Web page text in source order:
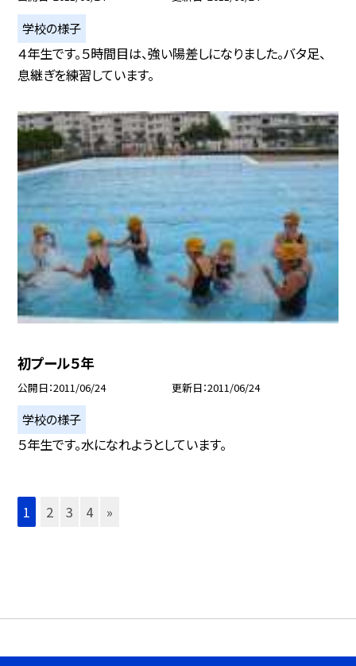
学校の様子
４年生です。５時間目は、強い陽差しになりました。バタ足、
息継ぎを練習しています。
初プール５年
公開日 2011/06/24 更新日 2011/06/24
学校の様子
５年生です。水になれようとしています。
1 2 3 4 »